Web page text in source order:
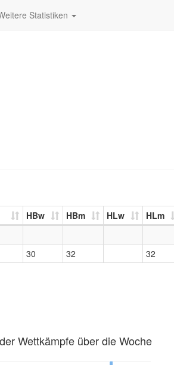
Statistiken
HBw HBm HLw HLm
30 32 32
Wettkämpfe über die Woche